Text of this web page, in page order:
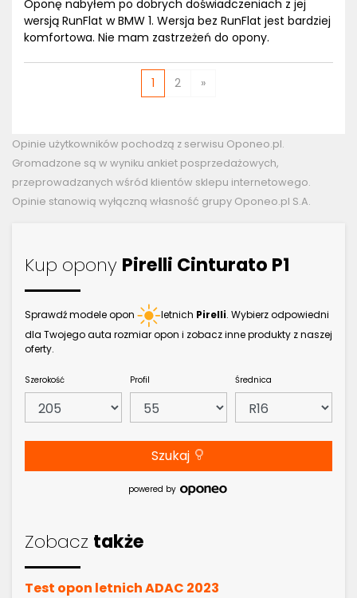
Oponę nabyłem po dobrych doświadczeniach z jej
wersją RunFlat w BMW 1. Wersja bez RunFlat jest bardziej
komfortowa. Nie mam zastrzeżeń do opony.
1 2 »
Opinie użytkowników pochodzą z serwisu Oponeo.pl.
Gromadzone są w wyniku ankiet posprzedażowych,
przeprowadzanych wśród klientów sklepu internetowego.
Opinie stanowią wyłączną własność grupy Oponeo.pl S.A.
Kup opony Pirelli Cinturato P1
Sprawdź modele opon letnich Pirelli. Wybierz odpowiedni
dla Twojego auta rozmiar opon i zobacz inne produkty z naszej
oferty.
Szerokość Profil Średnica
Szukaj
powered by
Zobacz także
Test opon letnich ADAC 2023